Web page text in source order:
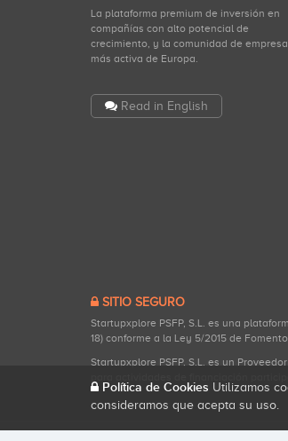
La plataforma premium de inversión en
compañías con alto potencial de
crecimiento, y la comunidad de
más activa de Europa.
Read in English
SITIO SEGURO
Startupxplore PSFP, S.L. es una
18) conforme a la Ley 5/2015 de
Startupxplore PSFP, S.L. es un
Política de Cookies Utilizamos
consideramos que acepta su uso.